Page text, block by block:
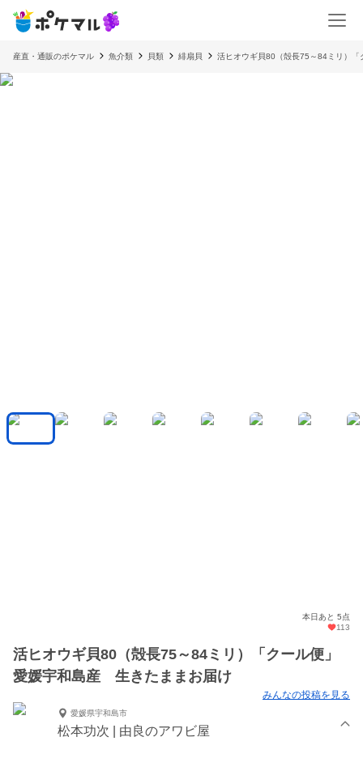
産直・通販のポケマル 魚介類 貝類 緋扇貝 活ヒオウギ貝80（殻長75～84ミリ）
本日あと 5点
113
活ヒオウギ貝80（殻長75～84ミリ）「クール便」
愛媛宇和島産 生きたままお届け
みんなの投稿を見る
愛媛県宇和島市
松本功次 | 由良のアワビ屋